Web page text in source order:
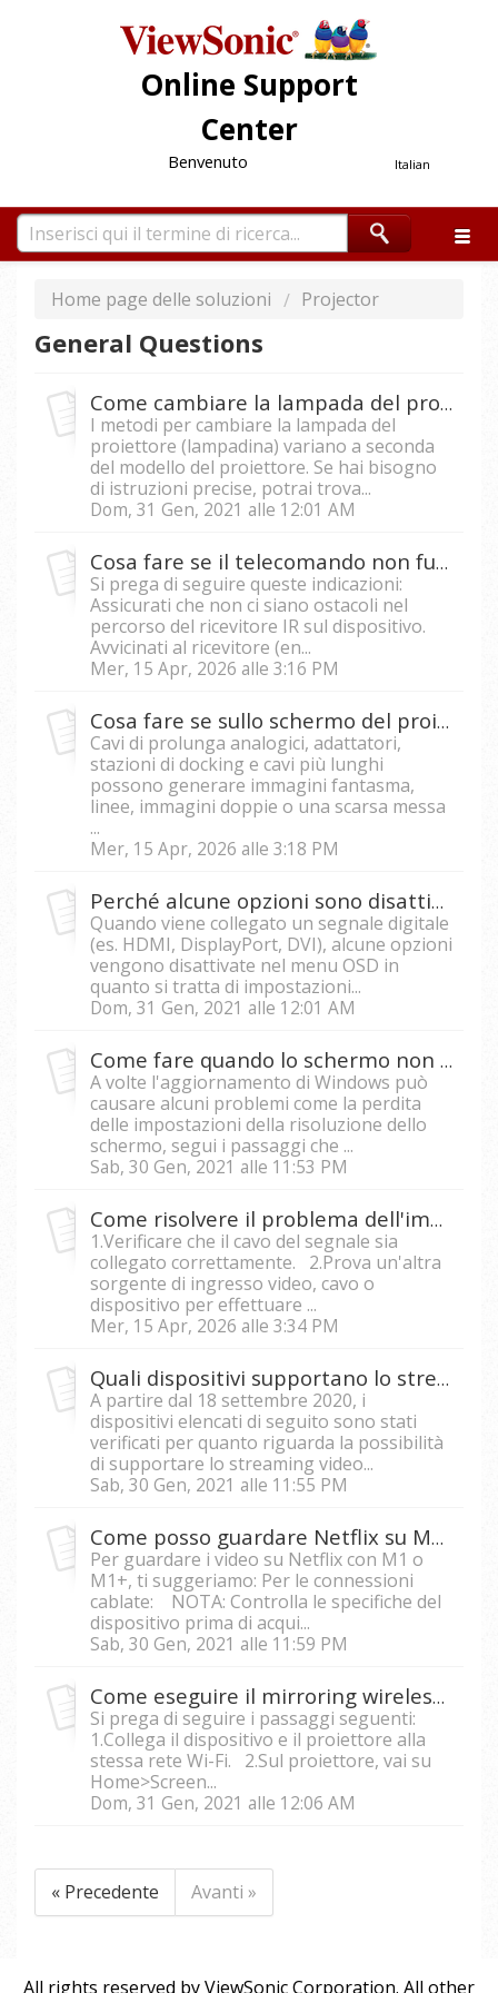
Online Support
Center
Italian
Benvenuto
Home page delle soluzioni Projector
General Questions
Come cambiare la lampada del proiettore in un proiettore?
I metodi per cambiare la lampada del
proiettore (lampadina) variano a seconda
del modello del proiettore. Se hai bisogno
di istruzioni precise, potrai trova...
Dom, 31 Gen, 2021 alle 12:01 AM
Cosa fare se il telecomando non funziona correttamente?
Si prega di seguire queste indicazioni:
Assicurati che non ci siano ostacoli nel
percorso del ricevitore IR sul dispositivo.
Avvicinati al ricevitore (en...
Mer, 15 Apr, 2026 alle 3:16 PM
Cosa fare se sullo schermo del proiettore è presente un'ombra o una doppia immagine?
Cavi di prolunga analogici, adattatori,
stazioni di docking e cavi più lunghi
possono generare immagini fantasma,
linee, immagini doppie o una scarsa messa
...
Mer, 15 Apr, 2026 alle 3:18 PM
Perché alcune opzioni sono disattivate nel menu OSD?
Quando viene collegato un segnale digitale
(es. HDMI, DisplayPort, DVI), alcune opzioni
vengono disattivate nel menu OSD in
quanto si tratta di impostazioni...
Dom, 31 Gen, 2021 alle 12:01 AM
Come fare quando lo schermo non visualizza la risoluzione nativa dopo l'aggiornamento di Windows 10?
A volte l'aggiornamento di Windows può
causare alcuni problemi come la perdita
delle impostazioni della risoluzione dello
schermo, segui i passaggi che ...
Sab, 30 Gen, 2021 alle 11:53 PM
Come risolvere il problema dell'immagine tremolante sul proiettore?
1.Verificare che il cavo del segnale sia
collegato correttamente. 2.Prova un'altra
sorgente di ingresso video, cavo o
dispositivo per effettuare ...
Mer, 15 Apr, 2026 alle 3:34 PM
Quali dispositivi supportano lo streaming video USB di tipo C su M1, M1+, M1+_G2,M1+_V,M2 e X10-4K?
A partire dal 18 settembre 2020, i
dispositivi elencati di seguito sono stati
verificati per quanto riguarda la possibilità
di supportare lo streaming video...
Sab, 30 Gen, 2021 alle 11:55 PM
Come posso guardare Netflix su M1 o M1+ con il mio telefono cellulare?
Per guardare i video su Netflix con M1 o
M1+, ti suggeriamo: Per le connessioni
cablate: NOTA: Controlla le specifiche del
dispositivo prima di acqui...
Sab, 30 Gen, 2021 alle 11:59 PM
Come eseguire il mirroring wireless dello schermo del telefono cellulare/tablet su un proiettore intelligente?
Si prega di seguire i passaggi seguenti:
1.Collega il dispositivo e il proiettore alla
stessa rete Wi-Fi. 2.Sul proiettore, vai su
Home>Screen...
Dom, 31 Gen, 2021 alle 12:06 AM
« Precedente Avanti »
All rights reserved by ViewSonic Corporation. All other